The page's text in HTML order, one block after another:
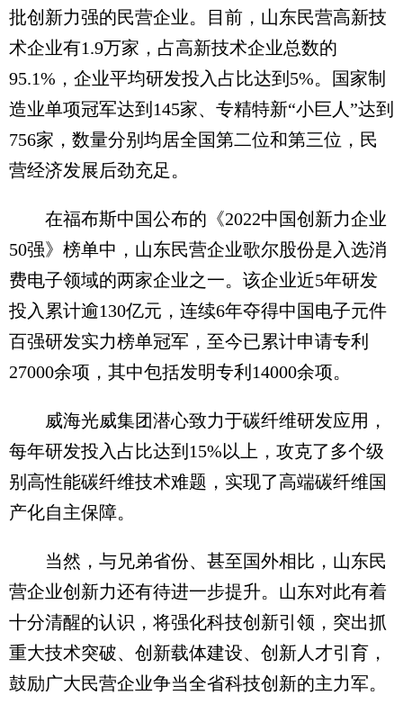
批创新力强的民营企业。目前，山东民营高新技
术企业有1.9万家，占高新技术企业总数的
95.1%，企业平均研发投入占比达到5%。国家制
造业单项冠军达到145家、专精特新“小巨人”达到
756家，数量分别均居全国第二位和第三位，民
营经济发展后劲充足。
在福布斯中国公布的《2022中国创新力企业
50强》榜单中，山东民营企业歌尔股份是入选消
费电子领域的两家企业之一。该企业近5年研发
投入累计逾130亿元，连续6年夺得中国电子元件
百强研发实力榜单冠军，至今已累计申请专利
27000余项，其中包括发明专利14000余项。
威海光威集团潜心致力于碳纤维研发应用，
每年研发投入占比达到15%以上，攻克了多个级
别高性能碳纤维技术难题，实现了高端碳纤维国
产化自主保障。
当然，与兄弟省份、甚至国外相比，山东民
营企业创新力还有待进一步提升。山东对此有着
十分清醒的认识，将强化科技创新引领，突出抓
重大技术突破、创新载体建设、创新人才引育，
鼓励广大民营企业争当全省科技创新的主力军。